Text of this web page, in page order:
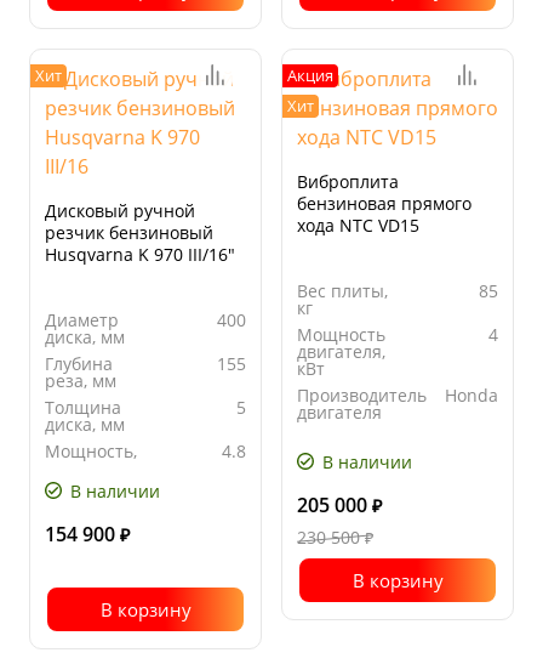
Хит
Дисковый ручной
резчик бензиновый
Husqvarna K 970 III/16"
Диаметр
диска, мм
400
Глубина
реза, мм
155
Толщина
диска, мм
5
Мощность,
4.8
В наличии
154 900 ₽
В корзину
Акция
Хит
Виброплита
бензиновая прямого
хода NTC VD15
Вес плиты,
кг
85
Мощность
двигателя,
кВт
4
Производитель
двигателя
Honda
основания
плиты, мм
В наличии
205 000 ₽
230 500₽
В корзину